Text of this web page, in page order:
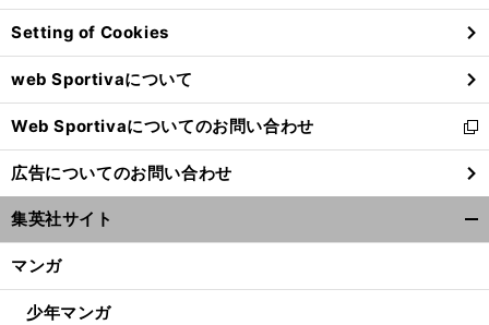
ン
ド
ウ
で
開
く
Setting of Cookies
web Sportivaについて
Web Sportivaについてのお問い合わせ
新
し
い
ウ
ィ
ン
ウ
広告についてのお問い合わせ
集英社サイト
マンガ
少年マンガ